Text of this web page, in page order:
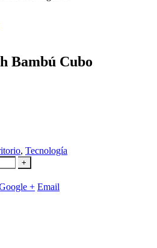
Bambú Cubo
, Tecnología
+
+ Email